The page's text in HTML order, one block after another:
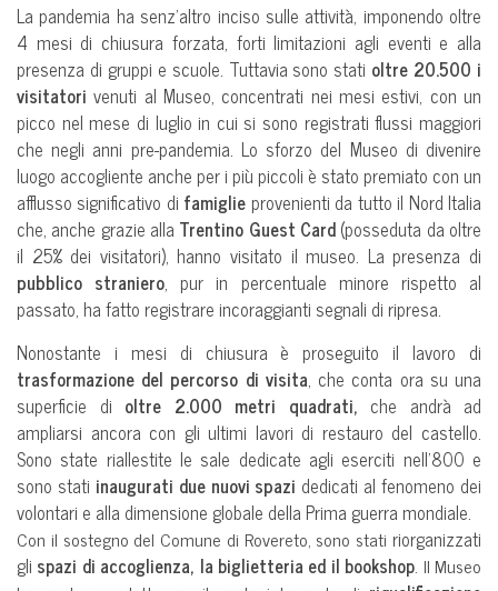
La pandemia ha senz’altro inciso sulle attività, imponendo oltre
4 mesi di chiusura forzata, forti limitazioni agli eventi e alla
presenza di gruppi e scuole. Tuttavia sono stati oltre 20.500 i
visitatorivenuti al Museo, concentrati nei mesi estivi, con un
picco nel mese di luglio in cui si sono registrati flussi maggiori
che negli anni pre-pandemia. Lo sforzo del Museo di divenire
luogo accogliente anche per i più piccoli è stato premiato con un
afflusso significativo di famiglie provenienti da tutto il Nord Italia
che, anche grazie alla Trentino Guest Card(posseduta da oltre
il 25% dei visitatori), hanno visitato il museo. La presenza di
pubblico straniero, pur in percentuale minore rispetto al
passato, ha fatto registrare incoraggianti segnali di ripresa.
Nonostante i mesi di chiusura è proseguito il lavoro di
trasformazione del percorso di visita, che conta ora su una
superficie di oltre 2.000 metri quadrati, che andrà ad
ampliarsi ancora con gli ultimi lavori di restauro del castello.
Sono state riallestite le sale dedicate agli eserciti nell’800 e
sono stati inaugurati due nuovi spazi dedicati al fenomeno dei
volontari e alla dimensione globale della Prima guerra mondiale.
Con il sostegno del Comune di Rovereto, sono stati riorganizzati
gli spazi di accoglienza, la biglietteria ed il bookshop. ll Museo